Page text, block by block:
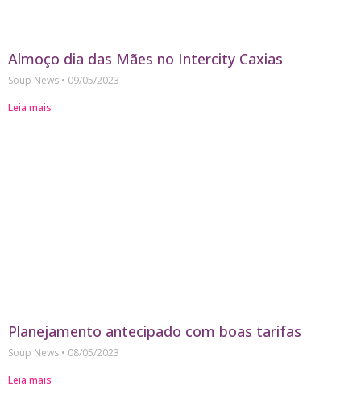
Almoço dia das Mães no Intercity Caxias
Soup News
09/05/2023
Leia mais
Planejamento antecipado com boas tarifas
Soup News
08/05/2023
Leia mais